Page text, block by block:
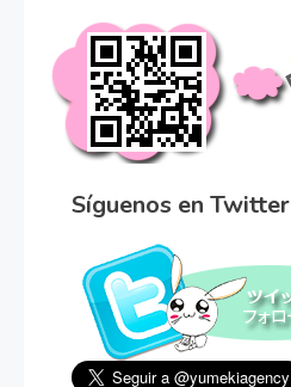
Síguenos en Twitter